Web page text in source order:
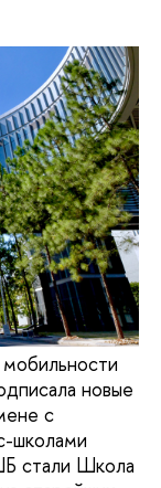
новые
с
школами
стали Школа